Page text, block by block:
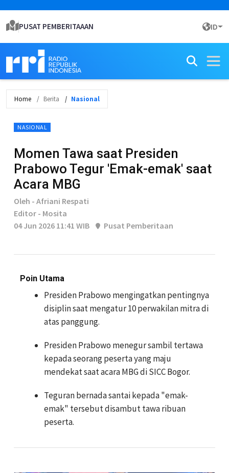
PUSAT PEMBERITAAAN ID
Home Berita Nasional
NASIONAL
Momen Tawa saat Presiden
Prabowo Tegur 'Emak-emak' saat
Acara MBG
Oleh - Afriani Respati
Editor - Mosita
04 Jun 2026 11:41 WIB
Pusat Pemberitaan
Poin Utama
Presiden Prabowo mengingatkan pentingnya
disiplin saat mengatur 10 perwakilan mitra di
atas panggung.
Presiden Prabowo menegur sambil tertawa
kepada seorang peserta yang maju
mendekat saat acara MBG di SICC Bogor.
Teguran bernada santai kepada "emak-
emak" tersebut disambut tawa ribuan
peserta.